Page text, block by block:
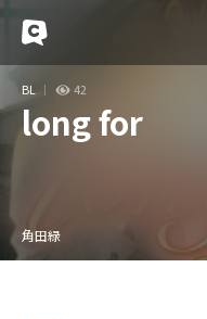
BL 42
long for
角田緑